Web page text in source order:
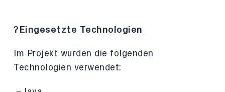
?Eingesetzte Technologien
Im Projekt wurden die folgenden
Technologien verwendet: